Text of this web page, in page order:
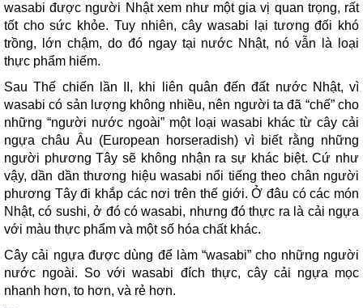
wasabi được người Nhật xem như một gia vị quan trọng, rất
tốt cho sức khỏe. Tuy nhiên, cây wasabi lại tương đối khó
trồng, lớn chậm, do đó ngay tại nước Nhật, nó vẫn là loại
thực phẩm hiếm.
Sau Thế chiến lần II, khi liên quân đến đất nước Nhật, vì
wasabi có sản lượng không nhiều, nên người ta đã “chế” cho
những “người nước ngoài” một loại wasabi khác từ cây cải
ngựa châu Âu (European horseradish) vì biết rằng những
người phương Tây sẽ không nhận ra sự khác biệt. Cứ như
vậy, dần dần thương hiệu wasabi nổi tiếng theo chân người
phương Tây đi khắp các nơi trên thế giới. Ở đâu có các món
Nhật, có sushi, ở đó có wasabi, nhưng đó thực ra là cải ngựa
với màu thực phẩm và một số hóa chất khác.
Cây cải ngựa được dùng để làm “wasabi” cho những người
nước ngoài. So với wasabi đích thực, cây cải ngựa mọc
nhanh hơn, to hơn, và rẻ hơn.